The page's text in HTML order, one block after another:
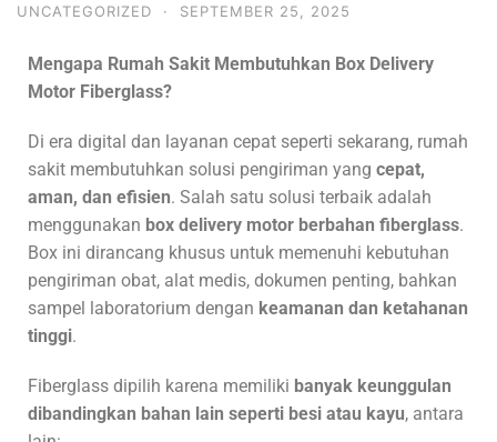
UNCATEGORIZED
· SEPTEMBER 25, 2025
Mengapa Rumah Sakit Membutuhkan Box Delivery
Motor Fiberglass?
Di era digital dan layanan cepat seperti sekarang, rumah
sakit membutuhkan solusi pengiriman yang cepat,
aman, dan efisien. Salah satu solusi terbaik adalah
menggunakan box delivery motor berbahan fiberglass.
Box ini dirancang khusus untuk memenuhi kebutuhan
pengiriman obat, alat medis, dokumen penting, bahkan
sampel laboratorium dengan keamanan dan ketahanan
tinggi.
Fiberglass dipilih karena memiliki banyak keunggulan
dibandingkan bahan lain seperti besi atau kayu, antara